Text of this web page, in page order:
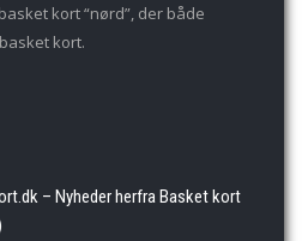
kort “nørd”, der både
kort.
– Nyheder herfra Basket kort